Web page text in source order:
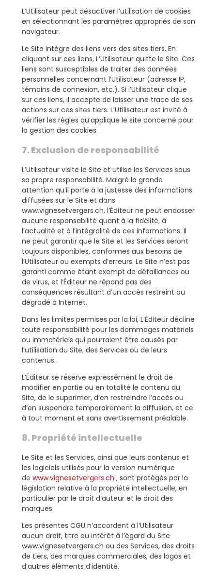
L’Utilisateur peut désactiver l’utilisation de cookies
en sélectionnant les paramètres appropriés de son
navigateur.
Le Site intègre des liens vers des sites tiers. En
cliquant sur ces liens, L’Utilisateur quitte le Site. Ces
liens sont susceptibles de traiter des données
personnelles concernant l’Utilisateur (adresse IP,
témoins de connexion, etc.). Si l’Utilisateur clique
sur ces liens, il accepte de laisser une trace de ses
actions sur ces sites tiers. L’Utilisateur est invité à
vérifier les règles qu’applique le site concerné pour
la gestion des cookies.
7. Exclusion de responsabilité
L’Utilisateur visite le Site et utilise les Services sous
sa propre responsabilité. Malgré la grande
attention qu’il porte à la justesse des informations
diffusées sur le Site et dans
www.vignesetvergers.ch, l’Éditeur ne peut endosser
aucune responsabilité quant à la fidélité, à
l’actualité et à l’intégralité de ces informations. Il
ne peut garantir que le Site et les Services seront
toujours disponibles, conformes aux besoins de
l’Utilisateur ou exempts d’erreurs. Le Site n’est pas
garanti comme étant exempt de défaillances ou
de virus, et l’Éditeur ne répond pas des
conséquences résultant d’un accès restreint ou
dégradé à Internet.
Dans les limites permises par la loi, L’Éditeur décline
toute responsabilité pour les dommages matériels
ou immatériels qui pourraient être causés par
l’utilisation du Site, des Services ou de leurs
contenus.
L’Éditeur se réserve expressément le droit de
modifier en partie ou en totalité le contenu du
Site, de le supprimer, d’en restreindre l’accès ou
d’en suspendre temporairement la diffusion, et ce
à tout moment et sans avertissement préalable.
8. Propriété intellectuelle
Le Site et les Services, ainsi que leurs contenus et
les logiciels utilisés pour la version numérique
de www.vignesetvergers.ch , sont protégés par la
législation relative à la propriété intellectuelle, en
particulier par le droit d’auteur et le droit des
marques.
Les présentes CGU n’accordent à l’Utilisateur
aucun droit, titre ou intérêt à l’égard du Site
www.vignesetvergers.ch ou des Services, des droits
de tiers, des marques commerciales, des logos et
d’autres éléments d’identité.